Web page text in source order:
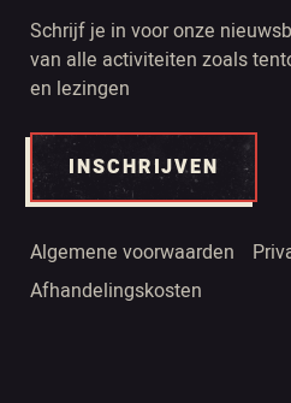
Schrijf je in voor onze
van alle activiteiten zoals
en lezingen
INSCHRIJVEN
Algemene voorwaarden
Afhandelingskosten